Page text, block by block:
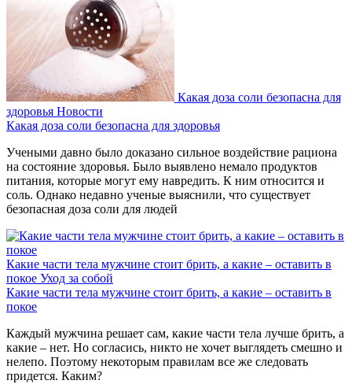
Какая доза соли безопасна для
здоровья Новости
Какая доза соли безопасна для здоровья
Учеными давно было доказано сильное воздействие рациона
на состояние здоровья. Было выявлено немало продуктов
питания, которые могут ему навредить. К ним относится и
соль. Однако недавно ученые выяснили, что существует
безопасная доза соли для людей
Какие части тела мужчине стоит брить, а какие – оставить в
покое Уход за собой
Какие части тела мужчине стоит брить, а какие – оставить в
покое
Каждый мужчина решает сам, какие части тела лучше брить, а
какие – нет. Но согласись, никто не хочет выглядеть смешно и
нелепо. Поэтому некоторым правилам все же следовать
придется. Каким?